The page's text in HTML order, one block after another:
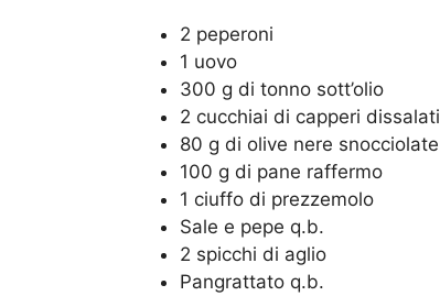
2 peperoni
1 uovo
300 g di tonno sott’olio
2 cucchiai di capperi dissalati
80 g di olive nere snocciolate
100 g di pane raffermo
1 ciuffo di prezzemolo
Sale e pepe q.b.
2 spicchi di aglio
Pangrattato q.b.